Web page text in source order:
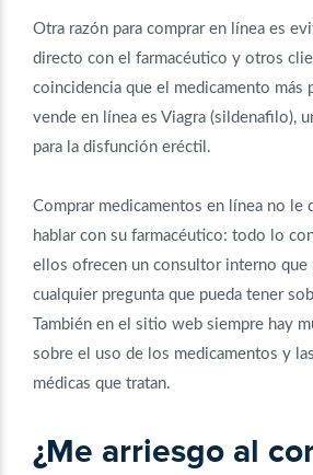
Otra razón para comprar en línea es
directo con el farmacéutico y otros
coincidencia que el medicamento más
vende en línea es Viagra (sildenafilo),
para la disfunción eréctil.
Comprar medicamentos en línea no le
hablar con su farmacéutico: todo lo
ellos ofrecen un consultor interno que
cualquier pregunta que pueda tener
También en el sitio web siempre hay
sobre el uso de los medicamentos y
médicas que tratan.
¿Me arriesgo al